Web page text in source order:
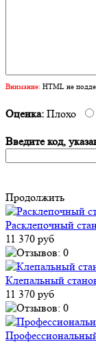
Внимание: HTML не
Оценка: Плохо
Введите код,
Продолжить
Расклепочный
11 370 руб
Клепальный
11 370 руб